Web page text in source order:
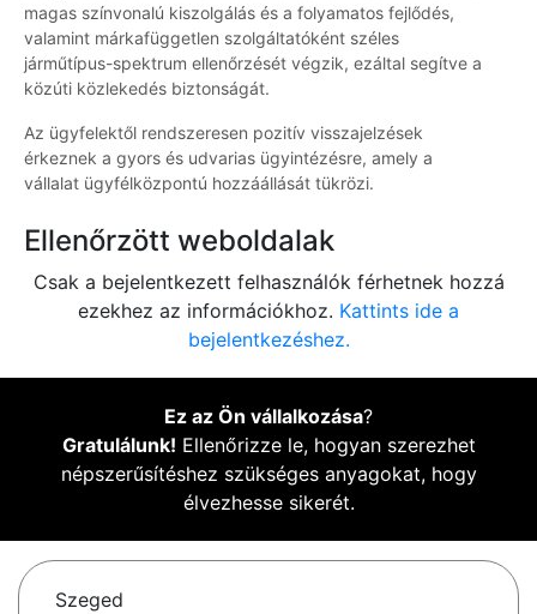
magas színvonalú kiszolgálás és a folyamatos fejlődés,
valamint márkafüggetlen szolgáltatóként széles
járműtípus-spektrum ellenőrzését végzik, ezáltal segítve a
közúti közlekedés biztonságát.
Az ügyfelektől rendszeresen pozitív visszajelzések
érkeznek a gyors és udvarias ügyintézésre, amely a
vállalat ügyfélközpontú hozzáállását tükrözi.
Ellenőrzött weboldalak
Csak a bejelentkezett felhasználók férhetnek hozzá
ezekhez az információkhoz. Kattints ide a
bejelentkezéshez.
Ez az Ön vállalkozása?
Gratulálunk! Ellenőrizze le, hogyan szerezhet
népszerűsítéshez szükséges anyagokat, hogy
élvezhesse sikerét.
Szeged